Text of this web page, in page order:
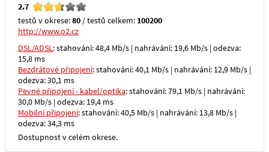
2.7
testů v okrese:80 / testů celkem: 100200
http://www.o2.cz
DSL/ADSL: stahování: 48,4 Mb/s | nahrávání: 19,6 Mb/s | odezva:
15,8 ms
Bezdrátové připojení: stahování: 40,1 Mb/s | nahrávání: 12,9 Mb/s |
odezva: 30,1 ms
Pevné připojení - kabel/optika: stahování: 79,1 Mb/s | nahrávání:
30,0 Mb/s | odezva: 19,4 ms
Mobilní připojení: stahování: 40,5 Mb/s | nahrávání: 13,8 Mb/s |
odezva: 34,3 ms
Dostupnost v celém okrese.